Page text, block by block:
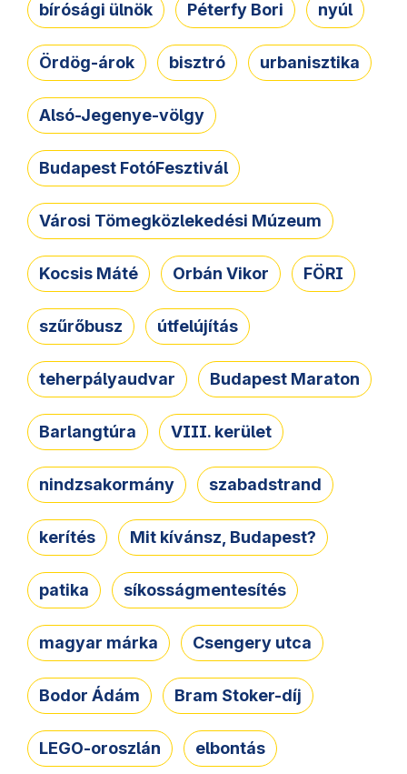
bírósági ülnök Péterfy Bori nyúl
Ördög-árok bisztró urbanisztika
Alsó-Jegenye-völgy
Budapest FotóFesztivál
Városi Tömegközlekedési Múzeum
Kocsis Máté Orbán Vikor FÖRI
szűrőbusz útfelújítás
teherpályaudvar Budapest Maraton
Barlangtúra VIII. kerület
nindzsakormány szabadstrand
kerítés Mit kívánsz, Budapest?
patika síkosságmentesítés
magyar márka Csengery utca
Bodor Ádám Bram Stoker-díj
LEGO-oroszlán elbontás